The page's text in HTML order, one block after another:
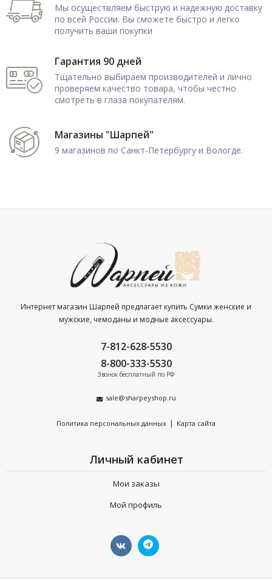
Мы осуществляем быструю и надежную доставку
по всей России. Вы сможете быстро и легко
получить ваши покупки
Гарантия 90 дней
Тщательно выбираем производителей и лично
проверяем качество товара, чтобы честно
смотреть в глаза покупателям.
Магазины "Шарпей"
9 магазинов по Санкт-Петербургу и Вологде.
Интернет магазин Шарпей предлагает купить Сумки женские и
мужские, чемоданы и модные аксессуары.
7-812-628-5530
8-800-333-5530
Звонок бесплатный по РФ
sale@sharpeyshop.ru
Политика персональных данных | Карта сайта
Личный кабинет
Мои заказы
Мой профиль